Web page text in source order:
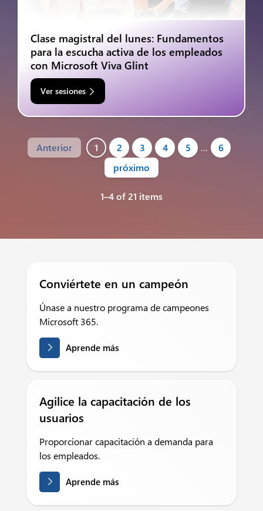
Clase magistral del lunes: Fundamentos
para la escucha activa de los empleados
con Microsoft Viva Glint
Ver sesiones
Anterior 1 2 3 4 5 …
6
próximo
1–4 of 21 items
Conviértete en un campeón
Únase a nuestro programa de campeones
Microsoft 365.
Aprende más
Agilice la capacitación de los
usuarios
Proporcionar capacitación a demanda para
los empleados.
Aprende más